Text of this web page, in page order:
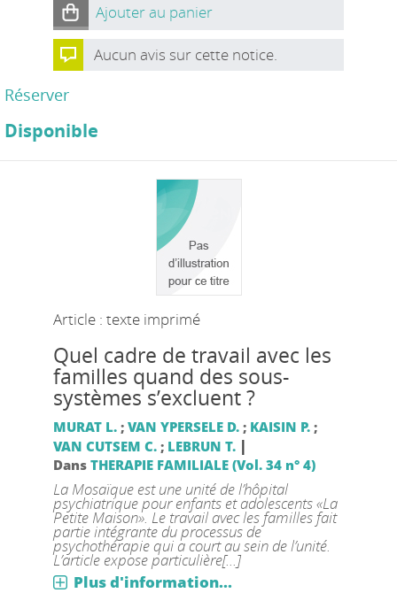
Ajouter au panier
Aucun avis sur cette notice.
Réserver
Disponible
Article : texte imprimé
Quel cadre de travail avec les
familles quand des sous-
systèmes s’excluent ?
MURAT L.; VAN YPERSELE D.; KAISIN P.;
VAN CUTSEM C.; LEBRUN T. |
Dans THERAPIE FAMILIALE (Vol. 34 n° 4)
La Mosaïque est une unité de l’hôpital
psychiatrique pour enfants et adolescents «La
Petite Maison». Le travail avec les familles fait
partie intégrante du processus de
psychothérapie qui a court au sein de l’unité.
L’article expose particulière[...]
Plus d'information...